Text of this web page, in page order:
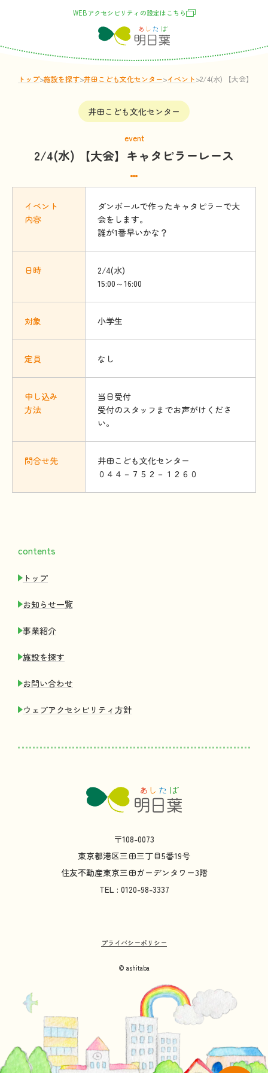
WEBアクセシビリティの設定はこちら
トップ>施設を探す>井田こども文化センター>イベント>2/4(水) 【大会】キ
井田こども文化センター
event
2/4(水) 【大会】キャタピラーレース
イベント
内容
ダンボールで作ったキャタピラーで大
会をします。
誰が1番早いかな？
日時
2/4(水)
15:00～16:00
対象 小学生
定員 なし
申 し込み
方法
当日受付
受付のスタッフまでお声がけくださ
い。
問合せ先
井田こども文化センター
０４４－７５２－１２６０
contents
トップ
お知 らせ一覧
事業紹介
施設を探す
お問い合わせ
ウェブアクセシビリティ 方針
〒108-0073
東京都港区三田三丁目5番19号
住友不動産東京三田ガーデンタワー3階
TEL : 0120-98-3337
プライバシーポリシー
© ashitaba